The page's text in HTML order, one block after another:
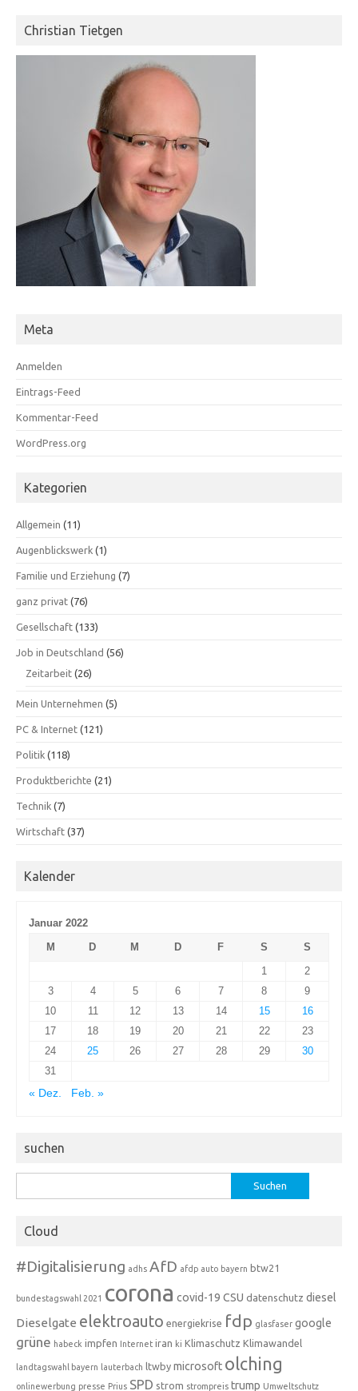
Christian Tietgen
Meta
Anmelden
Eintrags-Feed
Kommentar-Feed
WordPress.org
Kategorien
Allgemein (11)
Augenblickswerk (1)
Familie und Erziehung (7)
ganz privat (76)
Gesellschaft (133)
Job in Deutschland (56)
Zeitarbeit (26)
Mein Unternehmen (5)
PC & Internet (121)
Politik (118)
Produktberichte (21)
Technik (7)
Wirtschaft (37)
Kalender
Januar 2022
M
D M D F S
S
1
2
3
4 5 6 7 8
9
10
11 12 13 14 15
16
17
18 19 20 21 22
23
24
25 26 27 28 29
30
31
« Dez.
Feb. »
suchen
nach:
Cloud
#Digitalisierung adhs AfD afdp auto bayern btw21
bundestagswahl 2021 corona covid-19 CSU datenschutz diesel
Dieselgate elektroauto energiekrise fdp glasfaser google
grüne habeck impfen Internet iran ki Klimaschutz Klimawandel
landtagswahl bayern lauterbach ltwby microsoft olching
onlinewerbung presse Prius SPD strom strompreis trump Umweltschutz